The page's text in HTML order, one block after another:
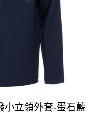
小立領外套-蛋石藍